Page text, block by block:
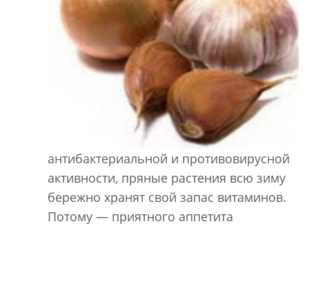
антибактериальной и противовирусной
активности, пряные растения всю зиму
бережно хранят свой запас витаминов.
Потому — приятного аппетита